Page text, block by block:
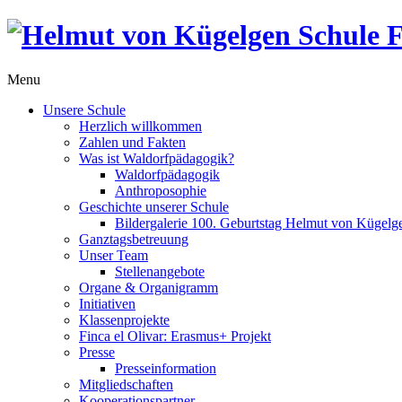
Menu
Unsere Schule
Herzlich willkommen
Zahlen und Fakten
Was ist Waldorfpädagogik?
Waldorfpädagogik
Anthroposophie
Geschichte unserer Schule
Bildergalerie 100. Geburtstag Helmut von
Ganztagsbetreuung
Unser Team
Stellenangebote
Organe & Organigramm
Initiativen
Klassenprojekte
Finca el Olivar: Erasmus+ Projekt
Presse
Presseinformation
Mitgliedschaften